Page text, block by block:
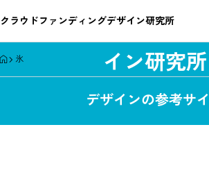
クラウドファンデ
イン研究所
デザインの参考サ
クラウドファンディングデザイン研究所
HOME
氷